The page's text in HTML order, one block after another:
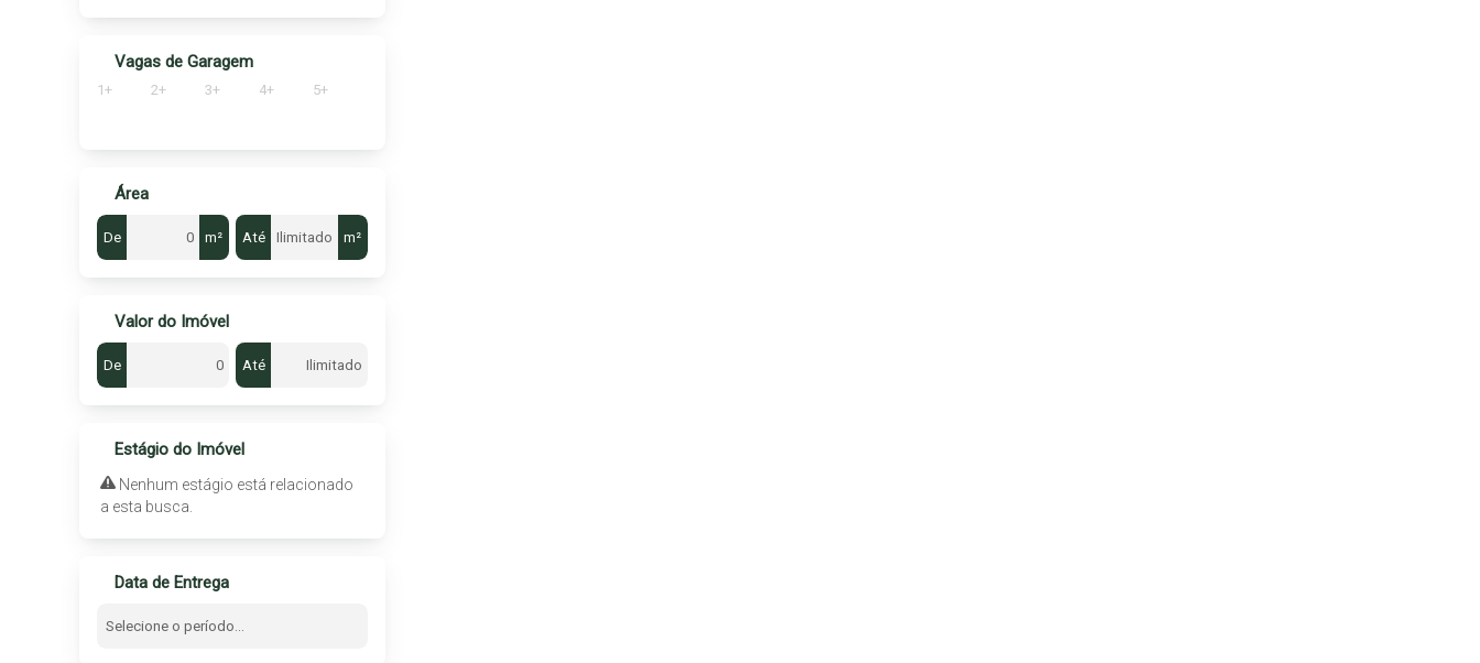
Vagas de Garagem
1+ 2+ 3+ 4+ 5+
Área
De m² Até m²
Valor do Imóvel
De Até
Estágio do Imóvel
Nenhum estágio está relacionado
a esta busca.
Data de Entrega